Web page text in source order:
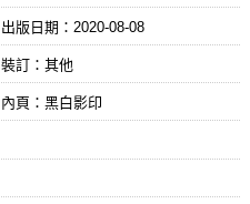
出版日期： 2020-08-08
裝訂：其他
內頁：黑白影印